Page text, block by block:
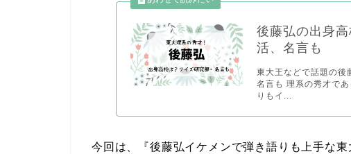
後藤弘の出身
活、名言も
東大王などで話題の後
名言も 理系の秀才で
りもイ...
今回は、『後藤弘イケメンで弾き語りも上手な